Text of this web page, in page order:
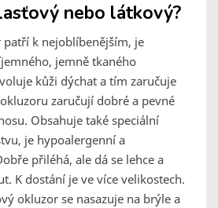
nebo látkový?
k nejoblíbenějším, je
jemně tkaného
kůži dýchat a tím zaručuje
zaručují dobré a pevné
Obsahuje také speciální
je hypoalergenní a
přiléhá, ale dá se lehce a
K dostání je ve více velikostech.
okluzor se nasazuje na brýle a